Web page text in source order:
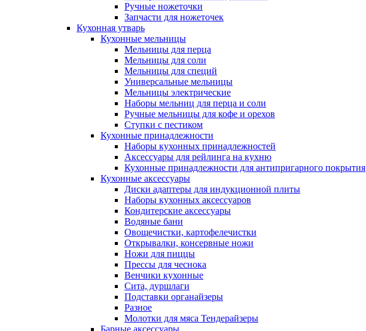
Ручные ножеточки
Запчасти для ножеточек
Кухонная утварь
Кухонные мельницы
Мельницы для перца
Мельницы для соли
Мельницы для специй
Универсальные мельницы
Мельницы электрические
Наборы мельниц для перца и соли
Ручные мельницы для кофе и орехов
Ступки с пестиком
Кухонные принадлежности
Наборы кухонных принадлежностей
Аксессуары для рейлинга на кухню
Кухонные принадлежности для антипригарного покрытия
Кухонные аксессуары
Диски адаптеры для индукционной плиты
Наборы кухонных аксессуаров
Кондитерские аксессуары
Водяные бани
Овощечистки, картофелечистки
Открывалки, консервные ножи
Ножи для пиццы
Прессы для чеснока
Венчики кухонные
Сита, дуршлаги
Подставки органайзеры
Разное
Молотки для мяса Тендерайзеры
Барные аксессуары